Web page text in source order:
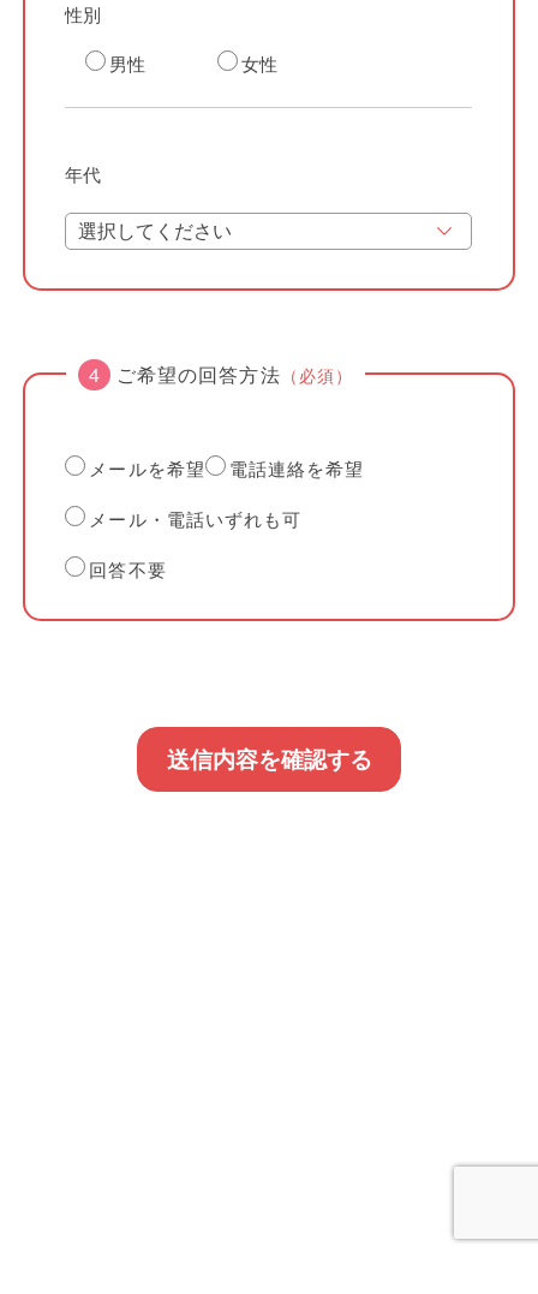
性別
男性
女性
年代
ご希望の回答方法 （必須）
メールを希望
電話連絡を希望
メール・電話いずれも可
回答不要